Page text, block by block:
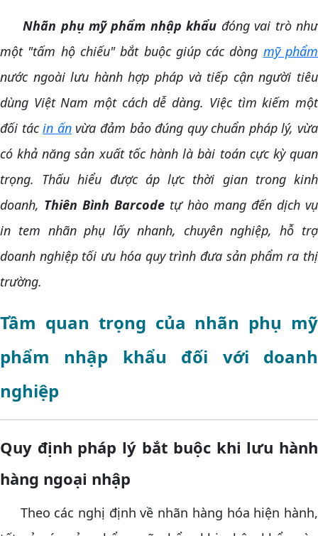
Nhãn phụ mỹ phẩm nhập khẩu đóng vai trò như
một "tấm hộ chiếu" bắt buộc giúp các dòng mỹ phẩm
nước ngoài lưu hành hợp pháp và tiếp cận người tiêu
dùng Việt Nam một cách dễ dàng. Việc tìm kiếm một
đối tácin ấnvừa đảm bảo đúng quy chuẩn pháp lý, vừa
có khả năng sản xuất tốc hành là bài toán cực kỳ quan
trọng. Thấu hiểu được áp lực thời gian trong kinh
doanh, Thiên Bình Barcode tự hào mang đến dịch vụ
in tem nhãn phụ lấy nhanh, chuyên nghiệp, hỗ trợ
doanh nghiệp tối ưu hóa quy trình đưa sản phẩm ra thị
trường.
Tầm quan trọng của nhãn phụ mỹ
phẩm nhập khẩu đối với doanh
nghiệp
Quy định pháp lý bắt buộc khi lưu hành
hàng ngoại nhập
Theo các nghị định về nhãn hàng hóa hiện hành,